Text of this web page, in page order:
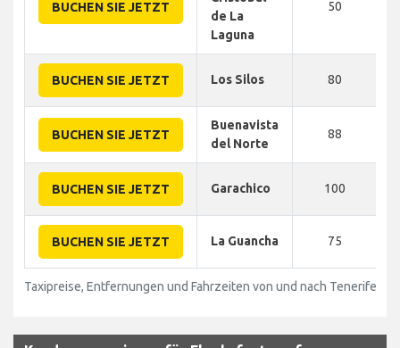
BUCHEN SIE JETZT
de La
Laguna
50
BUCHEN SIE JETZT Los Silos 80
BUCHEN SIE JETZT
Buenavista
del Norte
88
BUCHEN SIE JETZT Garachico 100
BUCHEN SIE JETZT La Guancha 75
Taxipreise, Entfernungen und Fahrzeiten von und nach Tenerife